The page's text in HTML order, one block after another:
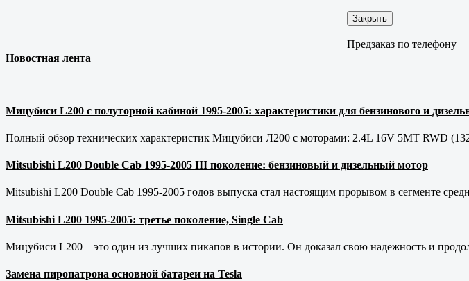
Закрыть
Предзаказ по телефону
Новостная лента
Мицубиси L200 с полуторной кабиной 1995-2005: характеристики для бензинового и
Полный обзор технических характеристик Мицубиси Л200 с моторами: 2.4L 16V 5MT RWD
Mitsubishi L200 Double Cab 1995-2005 III поколение: бензиновый и дизельный мотор
Mitsubishi L200 Double Cab 1995-2005 годов выпуска стал настоящим прорывом в сегменте
Mitsubishi L200 1995-2005: третье поколение, Single Cab
Мицубиси L200 – это один из лучших пикапов в истории. Он доказал свою надежность и
Замена пиропатрона основной батареи на Tesla